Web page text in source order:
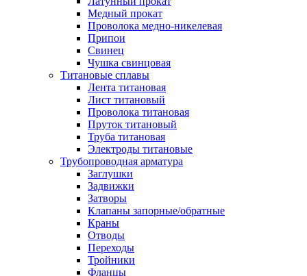
Медный прокат
Проволока медно-никелевая
Припои
Свинец
Чушка свинцовая
Титановые сплавы
Лента титановая
Лист титановый
Проволока титановая
Пруток титановый
Труба титановая
Электроды титановые
Трубопроводная арматура
Заглушки
Задвижки
Затворы
Клапаны запорные/обратные
Краны
Отводы
Переходы
Тройники
Фланцы